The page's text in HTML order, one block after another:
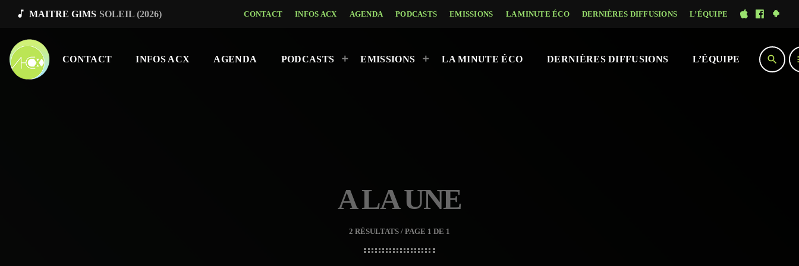
music_note MAITRE GIMS SOLEIL (2026) CONTACT INFOS ACX AGENDA PODCASTS EMISSIONS LA MINUTE ÉCO DERNIÈRES DIFFUSIONS L’ÉQUIPE
CONTACT INFOS ACX AGENDA PODCASTS EMISSIONS LA MINUTE ÉCO DERNIÈRES DIFFUSIONS L’ÉQUIPE search
A LA UNE
2 RÉSULTATS / PAGE 1 DE 1